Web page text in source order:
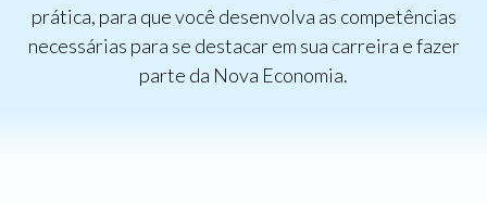
prática, para que você desenvolva as competências
necessárias para se destacar em sua carreira e fazer
parte da Nova Economia.